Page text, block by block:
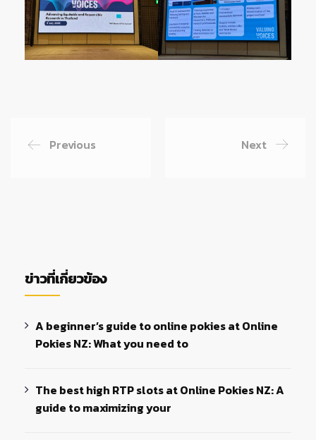
Previous Next
ข่าวที่เกี่ยวข้อง
A beginner’s guide to online pokies at Online
Pokies NZ: What you need to
The best high RTP slots at Online Pokies NZ: A
guide to maximizing your